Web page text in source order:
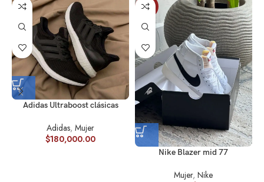
Adidas Ultraboost clásicas
Adidas, Mujer
$180,000.00
-10%
Nike Blazer mid 77
Mujer,Nike